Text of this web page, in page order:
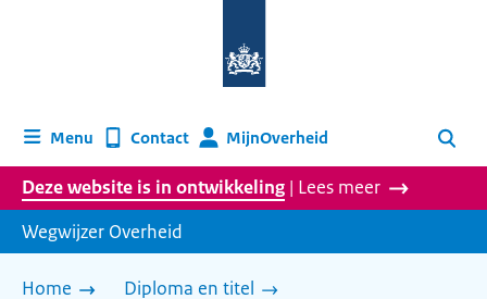
homepage
Menu Contact MijnOverheid Zoeken
Deze website is in ontwikkeling | Lees meer
Wegwijzer Overheid
Home Diploma en titel